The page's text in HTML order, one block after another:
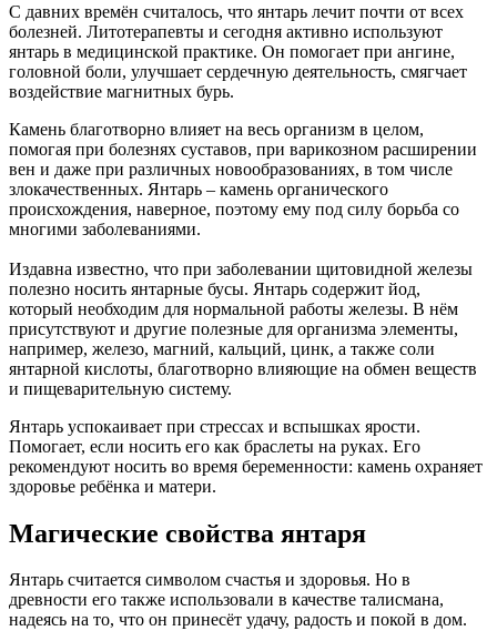
С давних времён считалось, что янтарь лечит почти от всех
болезней. Литотерапевты и сегодня активно используют
янтарь в медицинской практике. Он помогает при ангине,
головной боли, улучшает сердечную деятельность, смягчает
воздействие магнитных бурь.
Камень благотворно влияет на весь организм в целом,
помогая при болезнях суставов, при варикозном расширении
вен и даже при различных новообразованиях, в том числе
злокачественных. Янтарь – камень органического
происхождения, наверное, поэтому ему под силу борьба со
многими заболеваниями.
Издавна известно, что при заболевании щитовидной железы
полезно носить янтарные бусы. Янтарь содержит йод,
который необходим для нормальной работы железы. В нём
присутствуют и другие полезные для организма элементы,
например, железо, магний, кальций, цинк, а также соли
янтарной кислоты, благотворно влияющие на обмен веществ
и пищеварительную систему.
Янтарь успокаивает при стрессах и вспышках ярости.
Помогает, если носить его как браслеты на руках. Его
рекомендуют носить во время беременности: камень охраняет
здоровье ребёнка и матери.
Магические свойства янтаря
Янтарь считается символом счастья и здоровья. Но в
древности его также использовали в качестве талисмана,
надеясь на то, что он принесёт удачу, радость и покой в дом.